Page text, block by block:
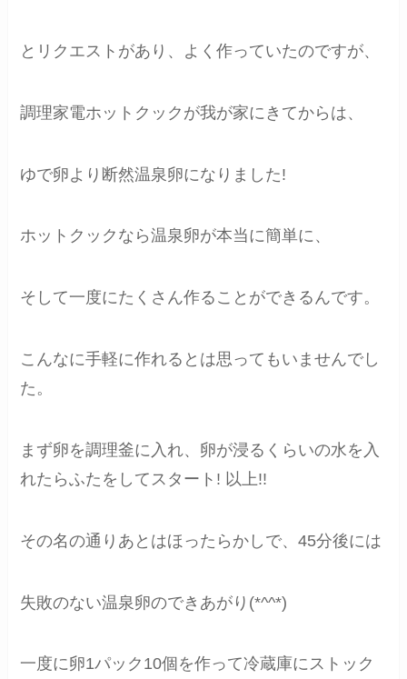
とリクエストがあり、よく作っていたのですが、
調理家電ホットクックが我が家にきてからは、
ゆで卵より断然温泉卵になりました!
ホットクックなら温泉卵が本当に簡単に、
そして一度にたくさん作ることができるんです。
こんなに手軽に作れるとは思ってもいませんでし
た。
まず卵を調理釜に入れ、卵が浸るくらいの水を入
れたらふたをしてスタート! 以上!!
その名の通りあとはほったらかしで、45分後には
失敗のない温泉卵のできあがり(*^^*)
一度に卵1パック10個を作って冷蔵庫にストック